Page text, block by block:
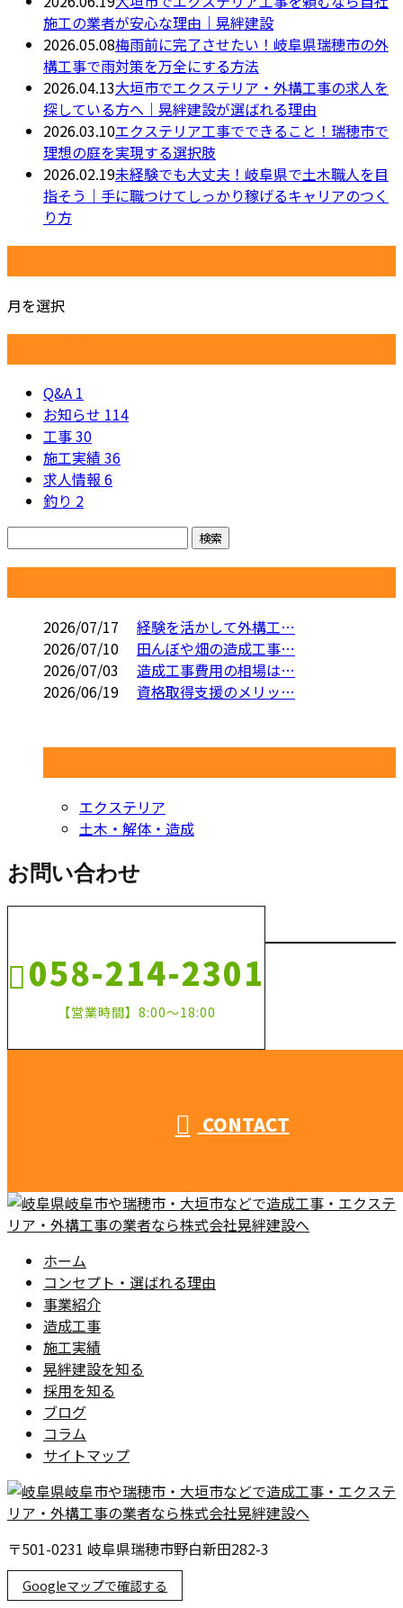
施工の業者が安心な理由｜晃絆建設
2026.05.08梅雨前に完了させたい！岐阜県瑞穂市の外
構工事で雨対策を万全にする方法
2026.04.13大垣市でエクステリア・外構工事の求人を
探している方へ｜晃絆建設が選ばれる理由
2026.03.10エクステリア工事でできること！瑞穂市で
理想の庭を実現する選択肢
2026.02.19未経験でも大丈夫！岐阜県で土木職人を目
指そう｜手に職つけてしっかり稼げるキャリアのつく
り方
月を選択
Q&A 1
お知らせ 114
工事30
施工実績36
求人情報 6
釣り 2
2026/07/17
経験を活かして外構工…
2026/07/10
田んぼや畑の造成工事…
2026/07/03
造成工事費用の相場は…
2026/06/19
資格取得支援のメリッ…
エクステリア
土木・解体・造成
お問い合わせ
058-214-2301
【営業時間】8:00～18:00
CONTACT
ホーム
コンセプト・選ばれる理由
事業紹介
造成工事
施工実績
晃絆建設を知る
採用を知る
ブログ
コラム
サイトマップ
〒501-0231 岐阜県瑞穂市野白新田282-3
Googleマップで確認する